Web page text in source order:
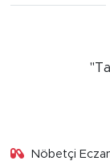
Nöbetçi